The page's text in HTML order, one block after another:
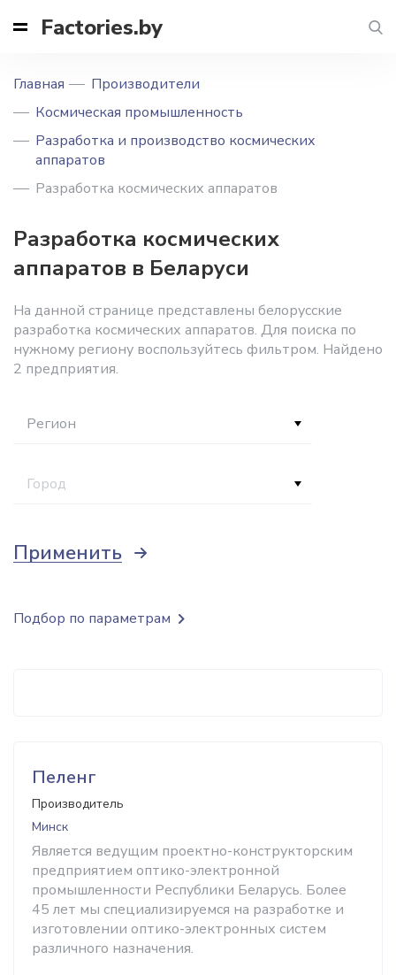
Factories.by
Главная
Производители
Космическая промышленность
Разработка и производство космических
аппаратов
Разработка космических аппаратов
Разработка космических
аппаратов в Беларуси
На данной странице представлены белорусские
разработка космических аппаратов. Для поиска по
нужному региону воспользуйтесь фильтром. Найдено
2 предприятия.
Регион
Город
Применить
Пеленг
Производитель
Минск
Является ведущим проектно-конструкторским
предприятием оптико-электронной
промышленности Республики Беларусь. Более
45 лет мы специализируемся на разработке и
изготовлении оптико-электронных систем
различного назначения.
Подбор по параметрам